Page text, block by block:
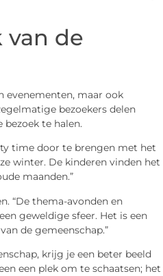
van de
evenementen, maar ook
bezoekers delen
te halen.
time door te brengen met het
winter. De kinderen vinden het
maanden.”
“De thema-avonden en
geweldige sfeer. Het is een
de gemeenschap.”
krijg je een beter beeld
een plek om te schaatsen; het